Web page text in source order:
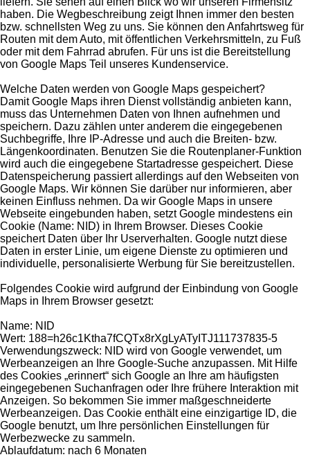
haben. Die Wegbeschreibung zeigt Ihnen immer den besten
bzw. schnellsten Weg zu uns. Sie können den Anfahrtsweg für
Routen mit dem Auto, mit öffentlichen Verkehrsmitteln, zu Fuß
oder mit dem Fahrrad abrufen. Für uns ist die Bereitstellung
von Google Maps Teil unseres Kundenservice.
Welche Daten werden von Google Maps gespeichert?
Damit Google Maps ihren Dienst vollständig anbieten kann,
muss das Unternehmen Daten von Ihnen aufnehmen und
speichern. Dazu zählen unter anderem die eingegebenen
Suchbegriffe, Ihre IP-Adresse und auch die Breiten- bzw.
Längenkoordinaten. Benutzen Sie die Routenplaner-Funktion
wird auch die eingegebene Startadresse gespeichert. Diese
Datenspeicherung passiert allerdings auf den Webseiten von
Google Maps. Wir können Sie darüber nur informieren, aber
keinen Einfluss nehmen. Da wir Google Maps in unsere
Webseite eingebunden haben, setzt Google mindestens ein
Cookie (Name: NID) in Ihrem Browser. Dieses Cookie
speichert Daten über Ihr Userverhalten. Google nutzt diese
Daten in erster Linie, um eigene Dienste zu optimieren und
individuelle, personalisierte Werbung für Sie bereitzustellen.
Folgendes Cookie wird aufgrund der Einbindung von Google
Maps in Ihrem Browser gesetzt:
Name: NID
Wert: 188=h26c1Ktha7fCQTx8rXgLyATyITJ111737835-5
Verwendungszweck: NID wird von Google verwendet, um
Werbeanzeigen an Ihre Google-Suche anzupassen. Mit Hilfe
des Cookies „erinnert“ sich Google an Ihre am häufigsten
eingegebenen Suchanfragen oder Ihre frühere Interaktion mit
Anzeigen. So bekommen Sie immer maßgeschneiderte
Werbeanzeigen. Das Cookie enthält eine einzigartige ID, die
Google benutzt, um Ihre persönlichen Einstellungen für
Werbezwecke zu sammeln.
Ablaufdatum: nach 6 Monaten